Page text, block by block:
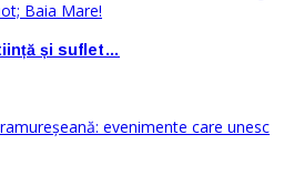
și suflet…